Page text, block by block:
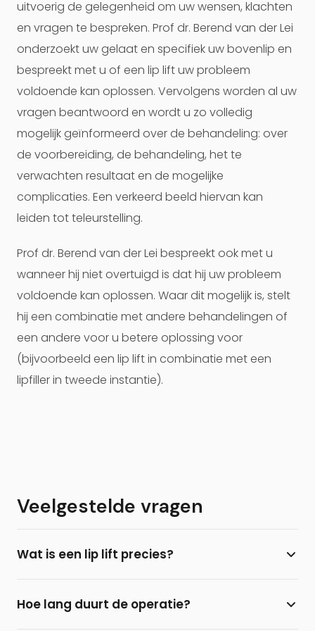
uitvoerig de gelegenheid om uw wensen, klachten
en vragen te bespreken. Prof dr. Berend van der Lei
onderzoekt uw gelaat en specifiek uw bovenlip en
bespreekt met u of een lip lift uw probleem
voldoende kan oplossen. Vervolgens worden al uw
vragen beantwoord en wordt u zo volledig
mogelijk geïnformeerd over de behandeling: over
de voorbereiding, de behandeling, het te
verwachten resultaat en de mogelijke
complicaties. Een verkeerd beeld hiervan kan
leiden tot teleurstelling.
Prof dr. Berend van der Lei bespreekt ook met u
wanneer hij niet overtuigd is dat hij uw probleem
voldoende kan oplossen. Waar dit mogelijk is, stelt
hij een combinatie met andere behandelingen of
een andere voor u betere oplossing voor
(bijvoorbeeld een lip lift in combinatie met een
lipfiller in tweede instantie).
Veelgestelde vragen
Wat is een lip lift precies?
waarbij de lengte van de bovenlip wordt ingekort
Hoe lang duurt de operatie?